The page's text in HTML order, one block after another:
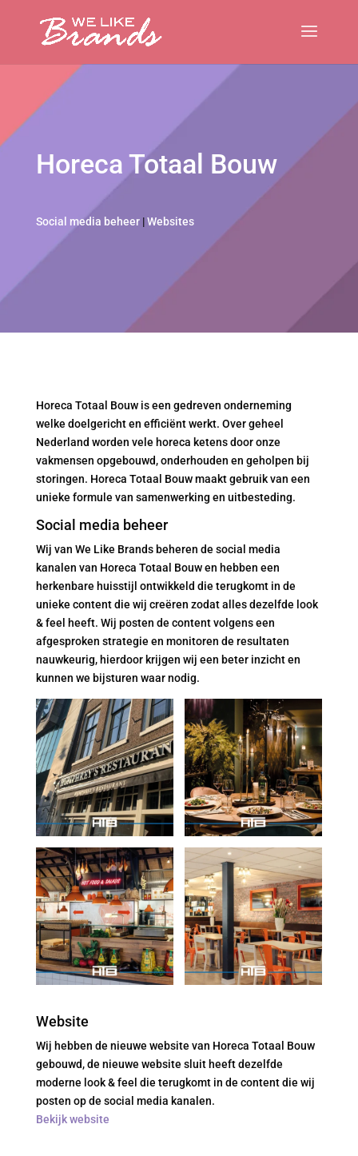
Horeca Totaal Bouw
Social media beheer|Websites
Horeca Totaal Bouw is een gedreven onderneming
welke doelgericht en efficiënt werkt. Over geheel
Nederland worden vele horeca ketens door onze
vakmensen opgebouwd, onderhouden en geholpen bij
storingen. Horeca Totaal Bouw maakt gebruik van een
unieke formule van samenwerking en uitbesteding.
Social media beheer
Wij van We Like Brands beheren de social media
kanalen van Horeca Totaal Bouw en hebben een
herkenbare huisstijl ontwikkeld die terugkomt in de
unieke content die wij creëren zodat alles dezelfde look
& feel heeft. Wij posten de content volgens een
afgesproken strategie en monitoren de resultaten
nauwkeurig, hierdoor krijgen wij een beter inzicht en
kunnen we bijsturen waar nodig.
Website
Wij hebben de nieuwe website van Horeca Totaal Bouw
gebouwd, de nieuwe website sluit heeft dezelfde
moderne look & feel die terugkomt in de content die wij
posten op de social media kanalen.
Bekijk website